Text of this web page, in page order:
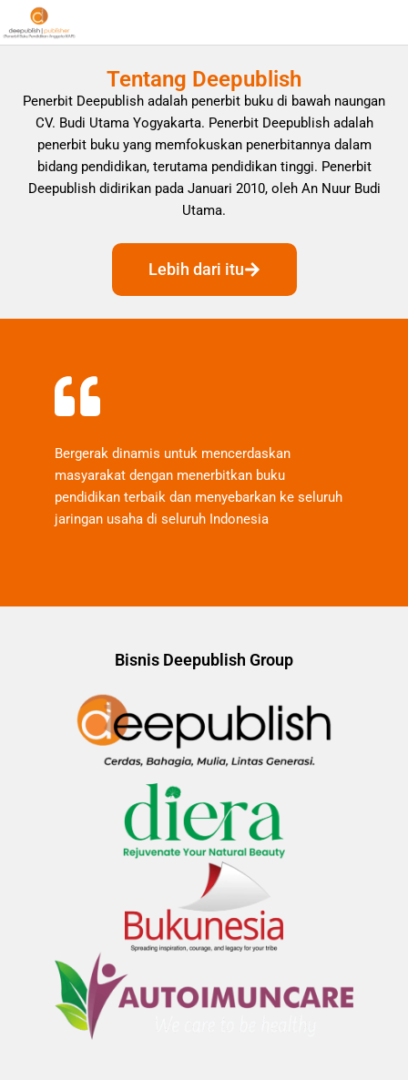
Tentang Deepublish
Penerbit Deepublish adalah penerbit buku di bawah naungan
CV. Budi Utama Yogyakarta. Penerbit Deepublish adalah
penerbit buku yang memfokuskan penerbitannya dalam
bidang pendidikan, terutama pendidikan tinggi. Penerbit
Deepublish didirikan pada Januari 2010, oleh An Nuur Budi
Utama.
Lebih dari itu
Bergerak dinamis untuk mencerdaskan
masyarakat dengan menerbitkan buku
pendidikan terbaik dan menyebarkan ke seluruh
jaringan usaha di seluruh Indonesia
Bisnis Deepublish Group